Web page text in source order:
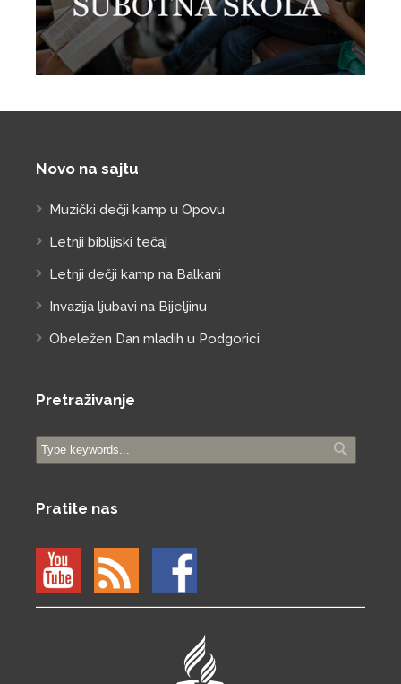
Novo na sajtu
Muzički dečji kamp u Opovu
Letnji biblijski tečaj
Letnji dečji kamp na Balkani
Invazija ljubavi na Bijeljinu
Obeležen Dan mladih u Podgorici
Pretraživanje
Pratite nas